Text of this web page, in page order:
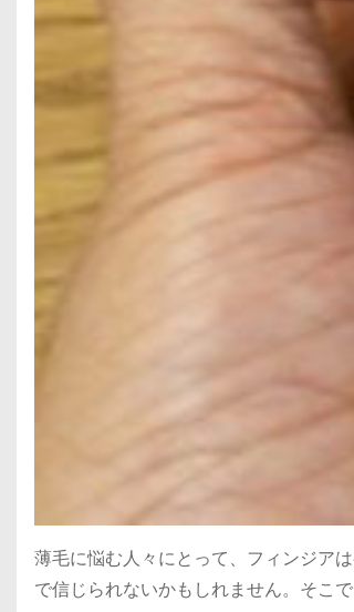
薄毛に悩む人々にとって、フィンジア
で信じられないかもしれません。そこ